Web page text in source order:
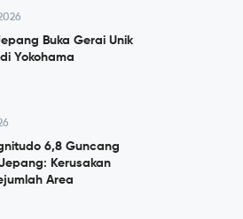
Buka Gerai Unik
Yokohama
6,8 Guncang
Kerusakan
Area